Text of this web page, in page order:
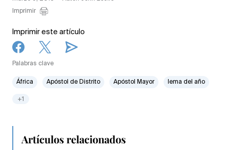
Imprimir
Imprimir este artículo
Palabras clave
África Apóstol de Distrito Apóstol Mayor lema del año
+1
Artículos relacionados